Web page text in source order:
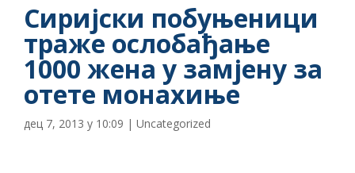
Сиријски побуњеници
траже ослобађање
1000 жена у замјену за
отете монахиње
дец 7, 2013 у 10:09 | Uncategorized